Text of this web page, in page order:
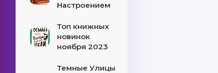
Настроением
Топ книжных
новинок
ноября 2023
Темные Улицы